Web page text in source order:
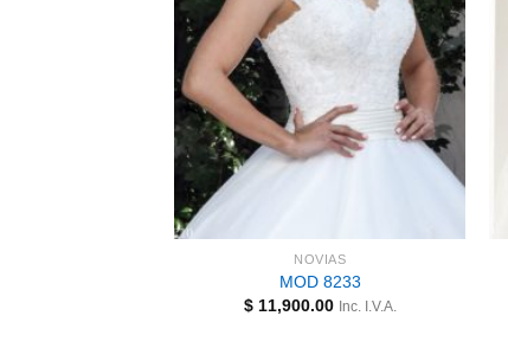
NOVIAS
MOD 8233
$11,900.00 Inc. I.V.A.